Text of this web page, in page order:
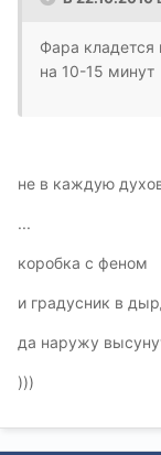
Фара кладется
на 10-15 минут
не в каждую
...
коробка с феном
и градусник в
да наружу
)))